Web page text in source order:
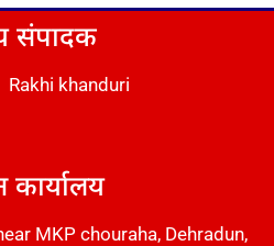
संपादक
khanduri
कार्यालय
MKP chouraha, Dehradun,